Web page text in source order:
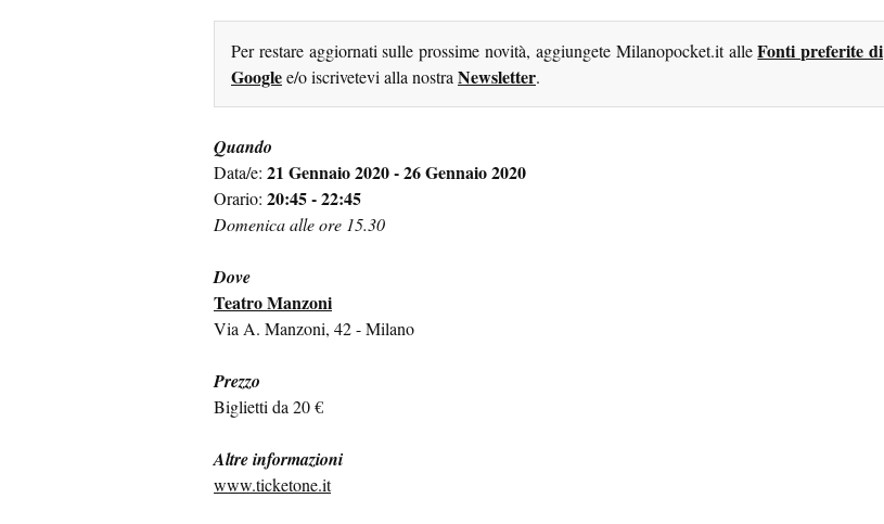
Per restare aggiornati sulle prossime novità, aggiungete Milanopocket.it alleFonti preferite di
Googlee/o iscrivetevi alla nostraNewsletter.
Quando
Data/e: 21 Gennaio 2020 - 26 Gennaio 2020
Orario: 20:45 - 22:45
Domenica alle ore 15.30
Dove
Teatro Manzoni
Via A. Manzoni, 42 - Milano
Prezzo
Biglietti da 20 €
Altre informazioni
www.ticketone.it